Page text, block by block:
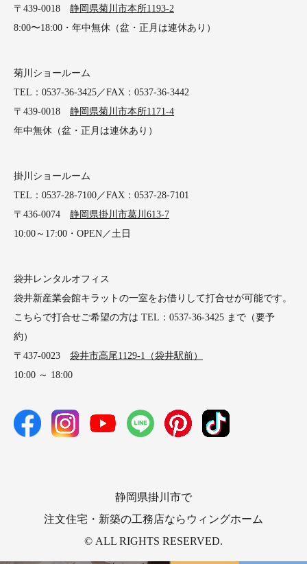
〒439-0018 静岡県菊川市本所1193-2
8:00〜18:00・年中無休（盆・正月は連休あり）
菊川ショールーム
TEL：0537-36-3425／FAX：0537-36-3442
〒439-0018 静岡県菊川市本所1171-4
年中無休（盆・正月は連休あり）
掛川ショールーム
TEL：0537-28-7100／FAX：0537-28-7101
〒436-0074 静岡県掛川市葛川613-7
10:00～17:00・OPEN／土日
袋井レンタルオフィス
袋井新産業会館キラットの一室をお借りして打合せが可能です。
こちらで打合せご希望の方は TEL：0537-36-3425 まで（要予
約）
〒437-0023 袋井市高尾1129-1（袋井駅前）
10:00 ～ 18:00
静岡県掛川市で
注文住宅・新築の工務店ならウィングホーム
© ALL RIGHTS RESERVED.